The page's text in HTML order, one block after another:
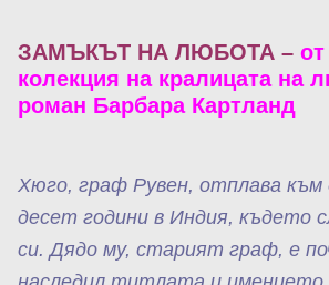
ЗАМЪКЪТ НА ЛЮБОТА –
колекция на кралицата на
роман Барбара Картланд
Хюго, граф Рувен, отплава към
десет години в Индия, където
си. Дядо му, старият граф, е